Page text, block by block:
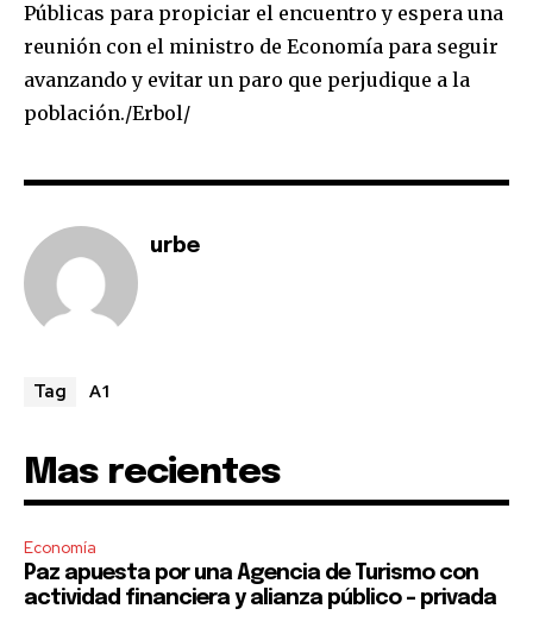
Join our community of
SUBSCRIBERS and be part of the
conversation.
Públicas para propiciar el encuentro y espera una
reunión con el ministro de Economía para seguir
avanzando y evitar un paro que perjudique a la
población./Erbol/
urbe
Tag A1
Mas recientes
Economía
Paz apuesta por una Agencia de Turismo con
actividad financiera y alianza público – privada